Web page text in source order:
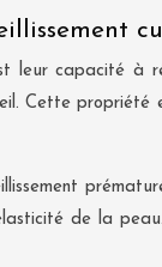
leur capacité à
Cette
de la